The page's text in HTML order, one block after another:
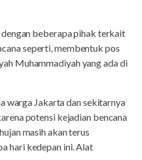
beberapa pihak terkait
seperti, membentuk pos
Muhammadiyah yang ada di
warga Jakarta dan sekitarnya
potensi kejadian bencana
masih akan terus
hari kedepan ini. Alat